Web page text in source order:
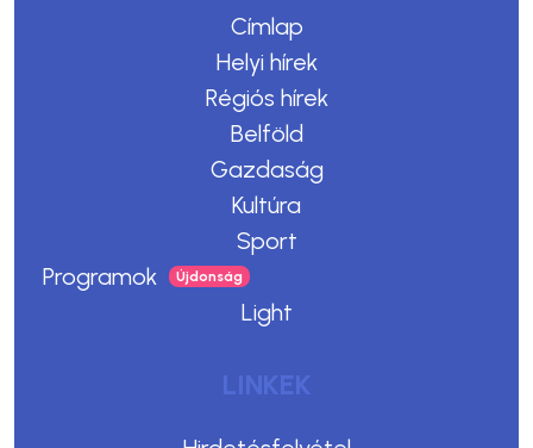
Címlap
Helyi hírek
Régiós hírek
Belföld
Gazdaság
Kultúra
Sport
Programok
Light
LINKEK